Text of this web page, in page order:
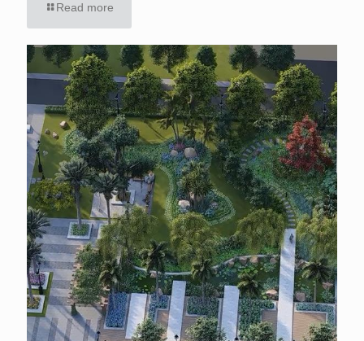
Read more